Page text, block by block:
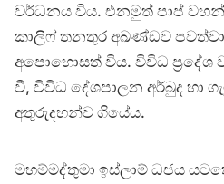
වර්ධනය විය. එනමුත් පාප්
කාලිෆ් තනතුර අඛණ්ඩව
අපොහොසත් විය. විවිධ ප්‍රදේශ
වී, විවිධ දේශපාලන අර්බුද හා
අතුරුදහන්ව ගියේය.
මහම්මද්තුමා ඉස්ලාම් ධජය